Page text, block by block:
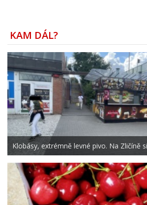
KAM DÁL?
Klobásy, extrémně levné pivo. Na Zličíně